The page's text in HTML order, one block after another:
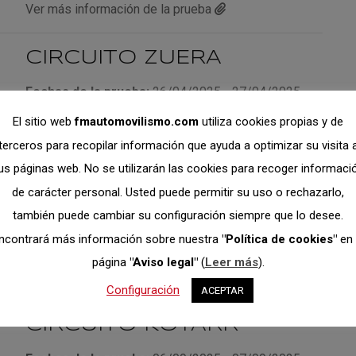
Ver más información de la prueba
CIRCUITO ZUERA
Fechas de la prueba:26/04/2025 - 27/04/2025
Fecha del inicio de las inscripciones:
07/04/2025 10:00
Fecha del final de las inscripciones:
18/04/2025
14:00
Organizador:
Federación Madrileña de
Ver más información de la prueba
CIRCUITO KOTARR
El sitio webfmautomovilismo.com utiliza cookies propias y de
para recopilar información que ayuda a optimizar su visita
páginas web. No se utilizarán las cookies para recoger
de carácter personal. Usted puede permitir su uso o rechazarlo,
también puede cambiar su configuración siempre que lo desee.
más información sobre nuestra "Política de cookies"en
página "Aviso legal"(Leer más).
Configuración
ACEPTAR